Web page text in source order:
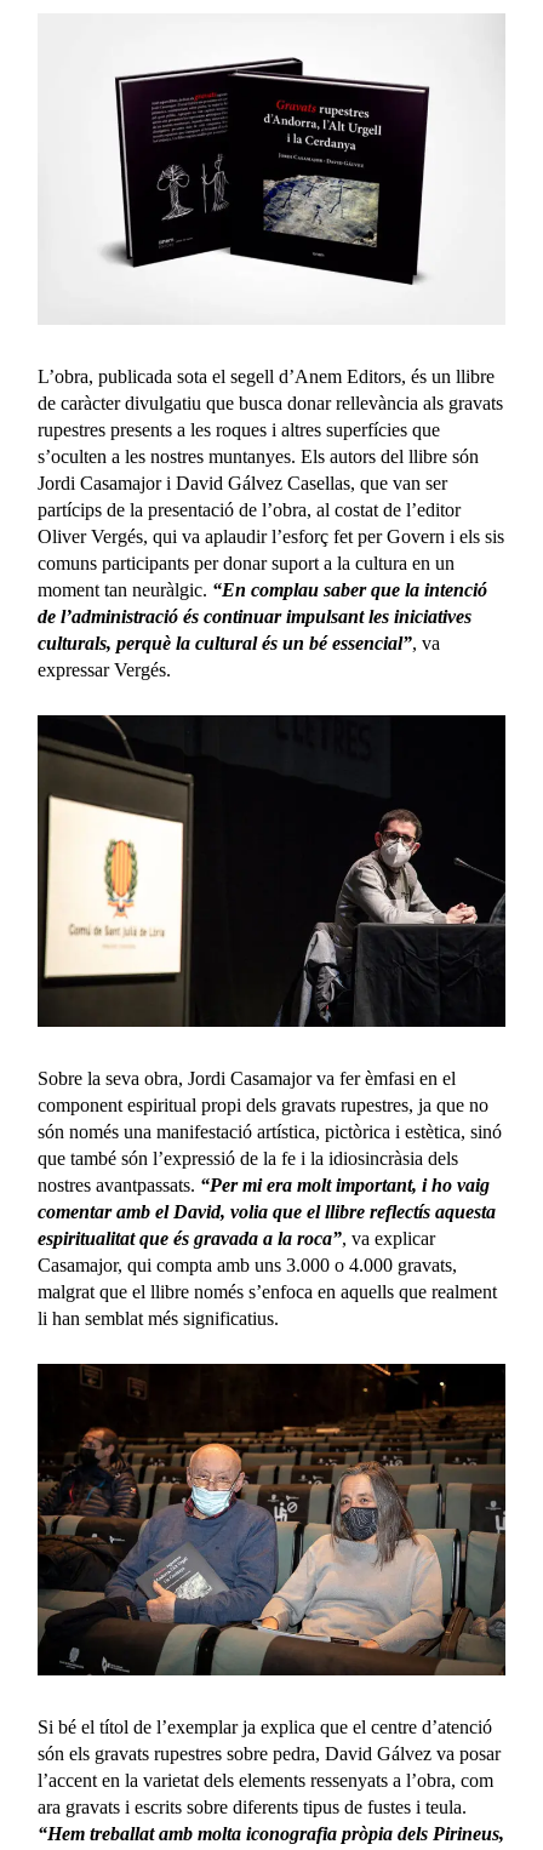
L’obra, publicada sota el segell d’Anem Editors, és un llibre
de caràcter divulgatiu que busca donar rellevància als gravats
rupestres presents a les roques i altres superfícies que
s’oculten a les nostres muntanyes. Els autors del llibre són
Jordi Casamajor i David Gálvez Casellas, que van ser
partícips de la presentació de l’obra, al costat de l’editor
Oliver Vergés, qui va aplaudir l’esforç fet per Govern i els sis
comuns participants per donar suport a la cultura en un
moment tan neuràlgic. “En complau saber que la intenció
de l’administració és continuar impulsant les iniciatives
culturals, perquè la cultural és un bé essencial”, va
expressar Vergés.
Sobre la seva obra, Jordi Casamajor va fer èmfasi en el
component espiritual propi dels gravats rupestres, ja que no
són només una manifestació artística, pictòrica i estètica, sinó
que també són l’expressió de la fe i la idiosincràsia dels
nostres avantpassats. “Per mi era molt important, i ho vaig
comentar amb el David, volia que el llibre reflectís aquesta
espiritualitat que és gravada a la roca”, va explicar
Casamajor, qui compta amb uns 3.000 o 4.000 gravats,
malgrat que el llibre només s’enfoca en aquells que realment
li han semblat més significatius.
Si bé el títol de l’exemplar ja explica que el centre d’atenció
són els gravats rupestres sobre pedra, David Gálvez va posar
l’accent en la varietat dels elements ressenyats a l’obra, com
ara gravats i escrits sobre diferents tipus de fustes i teula.
“Hem treballat amb molta iconografia pròpia dels Pirineus,